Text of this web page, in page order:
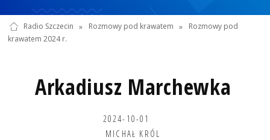
Radio Szczecin » Rozmowy pod krawatem »
Rozmowy pod
krawatem 2024 r.
Arkadiusz Marchewka
2024-10-01
MICHAŁ KRÓL